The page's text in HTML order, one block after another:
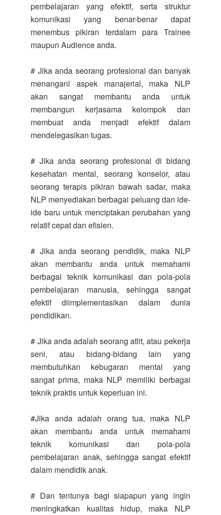
pembelajaran yang efektif, serta struktur
komunikasi yang benar-benar dapat
menembus pikiran terdalam para Trainee
maupun Audience anda.
# Jika anda seorang profesional dan banyak
menangani aspek manajerial, maka NLP
akan sangat membantu anda untuk
membangun kerjasama kelompok dan
membuat anda menjadi efektif dalam
mendelegasikan tugas.
# Jika anda seorang profesional di bidang
kesehatan mental, seorang konselor, atau
seorang terapis pikiran bawah sadar, maka
NLP menyediakan berbagai peluang dan ide-
ide baru untuk menciptakan perubahan yang
relatif cepat dan efisien.
# Jika anda seorang pendidik, maka NLP
akan membantu anda untuk memahami
berbagai teknik komunikasi dan pola-pola
pembelajaran manusia, sehingga sangat
efektif diimplementasikan dalam dunia
pendidikan.
# Jika anda adalah seorang atlit, atau pekerja
seni, atau bidang-bidang lain yang
membutuhkan kebugaran mental yang
sangat prima, maka NLP memiliki berbagai
teknik praktis untuk keperluan ini.
#Jika anda adalah orang tua, maka NLP
akan membantu anda untuk memahami
teknik komunikasi dan pola-pola
pembelajaran anak, sehingga sangat efektif
dalam mendidik anak.
# Dan tentunya bagi siapapun yang ingin
meningkatkan kualitas hidup, maka NLP